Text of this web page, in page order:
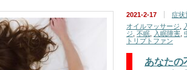
2021-2-17
症状
オイルマッサージ
ジ 不眠 入眠障害
トリプトファン
あなたの